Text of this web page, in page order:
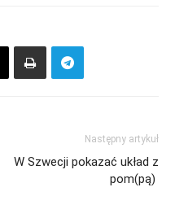
Następny artykuł
W Szwecji pokazać układ z
pom(pą)